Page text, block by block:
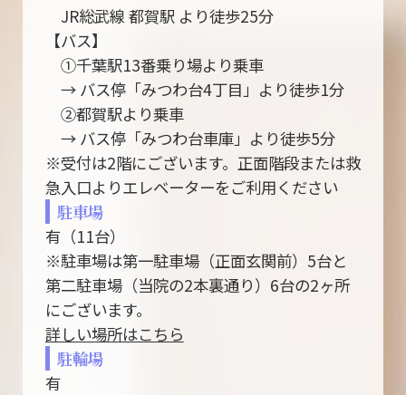
JR総武線 都賀駅 より徒歩25分
【バス】
①千葉駅13番乗り場より乗車
→ バス停「みつわ台4丁目」より徒歩1分
②都賀駅より乗車
→ バス停「みつわ台車庫」より徒歩5分
※受付は2階にございます。正面階段または救
急入口よりエレベーターをご利用ください
駐車場
有（11台）
※駐車場は第一駐車場（正面玄関前）5台と
第二駐車場（当院の2本裏通り）6台の2ヶ所
にございます。
詳しい場所はこちら
駐輪場
有